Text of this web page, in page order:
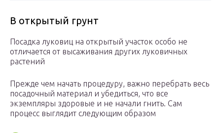
В открытый грунт
Посадка луковиц на открытый участок особо не
отличается от высаживания других луковичных
растений
Прежде чем начать процедуру, важно перебрать весь
посадочный материал и убедиться, что все
экземпляры здоровые и не начали гнить. Сам
процесс выглядит следующим образом